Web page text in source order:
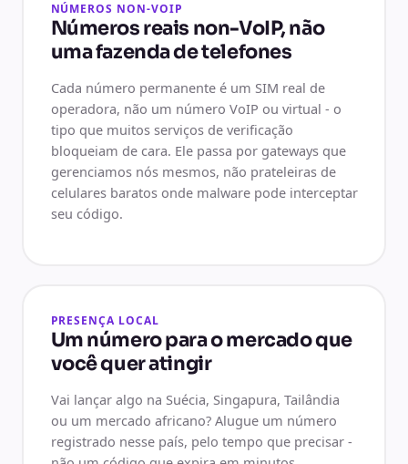
NÚMEROS NON-VOIP
Números reais non-VoIP, não
uma fazenda de telefones
Cada número permanente é um SIM real de
operadora, não um número VoIP ou virtual - o
tipo que muitos serviços de verificação
bloqueiam de cara. Ele passa por gateways que
gerenciamos nós mesmos, não prateleiras de
celulares baratos onde malware pode interceptar
seu código.
PRESENÇA LOCAL
Um número para o mercado que
você quer atingir
Vai lançar algo na Suécia, Singapura, Tailândia
ou um mercado africano? Alugue um número
registrado nesse país, pelo tempo que precisar -